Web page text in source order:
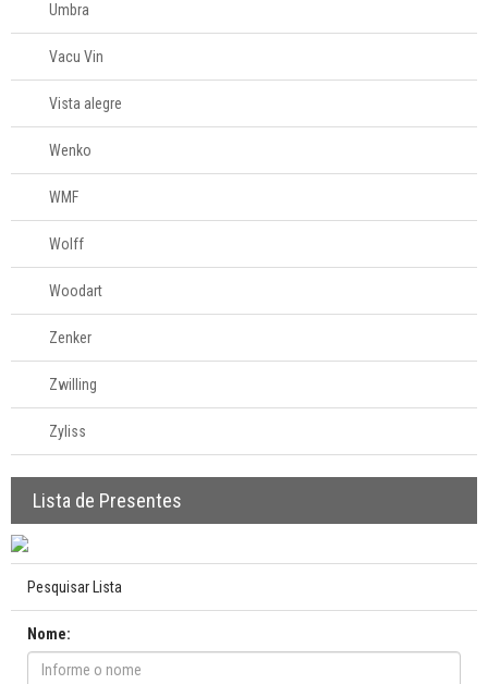
Umbra
Vacu Vin
Vista alegre
Wenko
WMF
Wolff
Woodart
Zenker
Zwilling
Zyliss
Lista de Presentes
Pesquisar Lista
Nome: